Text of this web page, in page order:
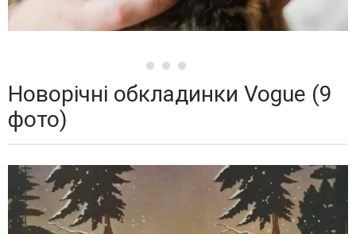
Новорічні обкладинки Vogue (9
фото)